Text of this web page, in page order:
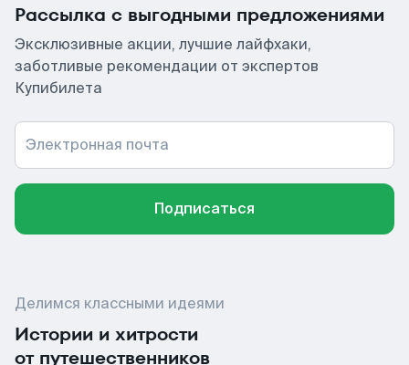
Рассылка с выгодными предложениями
Эксклюзивные акции, лучшие лайфхаки,
заботливые рекомендации от экспертов
Купибилета
Электронная почта
Подписаться
Делимся классными идеями
Истории и хитрости
от путешественников